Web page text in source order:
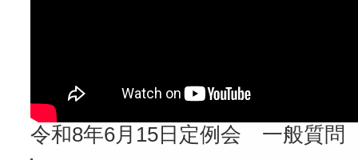
令和8年6月15日定例会 一般質